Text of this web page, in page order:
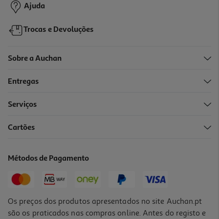
Ajuda
Trocas e Devoluções
Sobre a Auchan
Entregas
Serviços
Cartões
Métodos de Pagamento
Os preços dos produtos apresentados no site Auchan.pt
são os praticados nas compras online. Antes do registo e